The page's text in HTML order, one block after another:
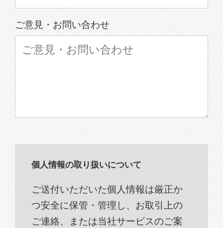
ご意見・お問い合わせ
個人情報の取り扱いについて
ご送付いただいた個人情報は厳正か
つ安全に保管・管理し、お取引上の
ご連絡、または当社サービスのご案